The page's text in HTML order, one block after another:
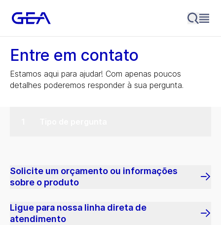
Entre em contato
Estamos aqui para ajudar! Com apenas poucos
detalhes poderemos responder à sua pergunta.
Solicite um orçamento ou informações
sobre o produto
Ligue para nossa linha direta de
atendimento